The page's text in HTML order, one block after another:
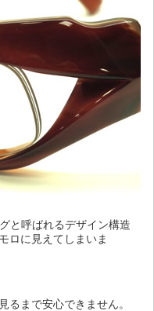
と呼ばれるデザイン構造
ロに見えてしまいま
るまで安心できません。